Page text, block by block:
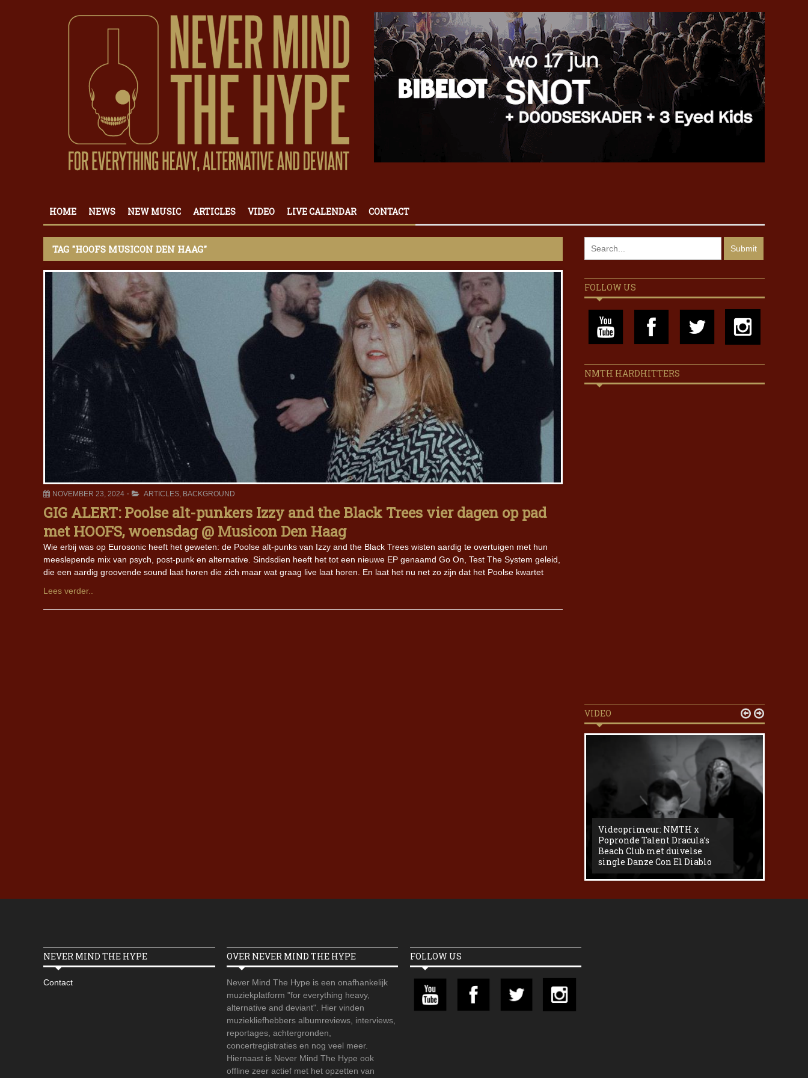
HOME NEWS NEW MUSIC ARTICLES VIDEO LIVE CALENDAR CONTACT
TAG "HOOFS MUSICON DEN HAAG"
NOVEMBER 23, 2024 ARTICLES, BACKGROUND
GIG ALERT: Poolse alt-punkers Izzy and the Black Trees vier dagen op pad
met HOOFS, woensdag @ Musicon Den Haag
Wie erbij was op Eurosonic heeft het geweten: de Poolse alt-punks van Izzy and the Black Trees wisten aardig te overtuigen met hun
meeslepende mix van psych, post-punk en alternative. Sindsdien heeft het tot een nieuwe EP genaamd Go On, Test The System geleid,
die een aardig groovende sound laat horen die zich maar wat graag live laat horen. En laat het nu net zo zijn dat het Poolse kwartet
Lees verder..
FOLLOW US
NMTH HARDHITTERS
VIDEO
Videoprimeur: NMTH x
Popronde Talent Dracula’s
Beach Club met duivelse
single Danze Con El Diablo
 
NEVER MIND THE HYPE
Contact
OVER NEVER MIND THE HYPE
Never Mind The Hype is een onafhankelijk
muziekplatform "for everything heavy,
alternative and deviant". Hier vinden
muziekliefhebbers albumreviews, interviews,
reportages, achtergronden,
concertregistraties en nog veel meer.
Hiernaast is Never Mind The Hype ook
offline zeer actief met het opzetten van
FOLLOW US